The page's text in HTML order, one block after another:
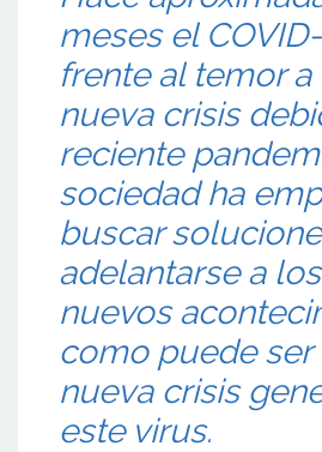
meses el
frente al temor a
nueva crisis
reciente
sociedad ha
buscar
adelantarse a
nuevos
como puede ser
nueva crisis
este virus.